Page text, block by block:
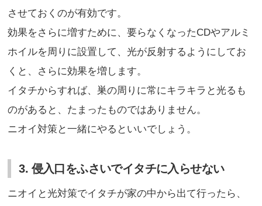
させておくのが有効です。
効果をさらに増すために、要らなくなったCDやアルミ
ホイルを周りに設置して、光が反射するようにしてお
くと、さらに効果を増します。
イタチからすれば、巣の周りに常にキラキラと光るも
のがあると、たまったものではありません。
ニオイ対策と一緒にやるといいでしょう。
3. 侵入口をふさいでイタチに入らせない
ニオイと光対策でイタチが家の中から出て行ったら、